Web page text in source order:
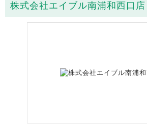
株式会社エイブル南浦和西口店